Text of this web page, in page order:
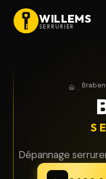
WILLEMS
SERRURIER
Accueil
Dépannage